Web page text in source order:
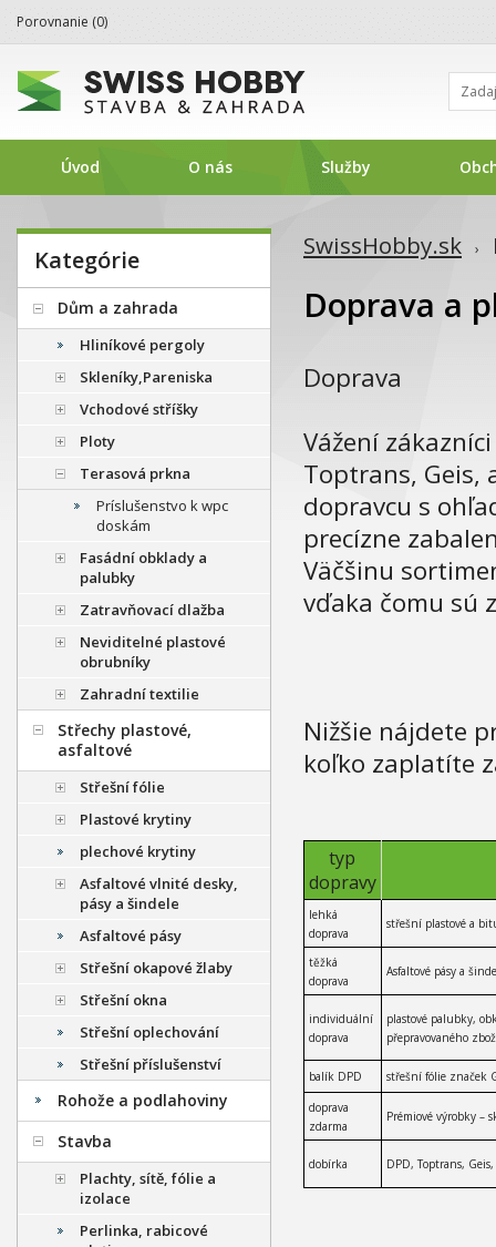
SwissHobby.sk ›
Doprava a
Doprava
Vážení
Toptrans, Geis,
dopravcu s
precízne
Väčšinu
vďaka čomu sú
Nižšie nájdete
koľko zaplatíte
typ
dopravy
lehká
doprava
střešní plastové a
těžká
doprava
Asfaltové pásy a
individuální
doprava
plastové palubky,
přepravovaného
balík DPD
střešní fólie značek
doprava
zdarma
Prémiové výrobky –
dobírka DPD, Toptrans, Geis,
Kategórie
Dům a zahrada
Hliníkové pergoly
Skleníky,Pareniska
Vchodové stříšky
Ploty
Terasová prkna
Príslušenstvo k wpc
doskám
Fasádní obklady a
palubky
Zatravňovací dlažba
Neviditelné plastové
obrubníky
Zahradní textilie
Střechy plastové,
asfaltové
Střešní fólie
Plastové krytiny
plechové krytiny
Asfaltové vlnité desky,
pásy a šindele
Asfaltové pásy
Střešní okapové žlaby
Střešní okna
Střešní oplechování
Střešní příslušenství
Rohože a podlahoviny
Stavba
Plachty, sítě, fólie a
izolace
Perlinka, rabicové
Porovnanie (0)
Úvod O nás Služby